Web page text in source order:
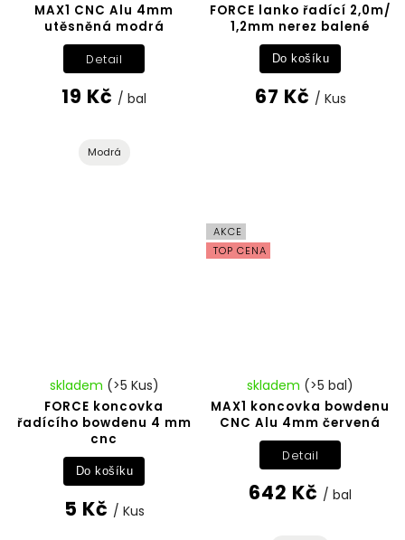
MAX1 CNC Alu 4mm
utěsněná modrá
19 Kč / bal
Detail
Modrá
FORCE lanko řadící 2,0m/
1,2mm nerez balené
67 Kč / Kus
Do košíku
FORCE koncovka
řadícího bowdenu 4 mm
cnc
skladem (>5 Kus)
5 Kč / Kus
Do košíku
AKCE
TOP CENA
MAX1 koncovka bowdenu
CNC Alu 4mm červená
skladem (>5 bal)
642 Kč / bal
Detail